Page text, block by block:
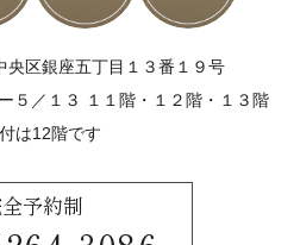
央区銀座五丁目１３番１９号
５／１３ １１階・１２階・１３階
は12階です
予約制